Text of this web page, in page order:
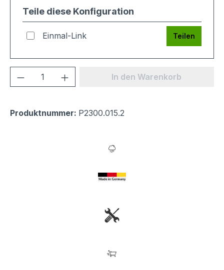
Teile diese Konfiguration
Einmal-Link Teilen
Produkt Anzahl: Gib denIn den Warenkorb
Produktnummer: P2300.015.2